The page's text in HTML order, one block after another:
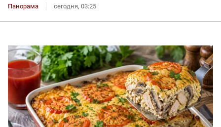
Панорама сегодня, 03:25